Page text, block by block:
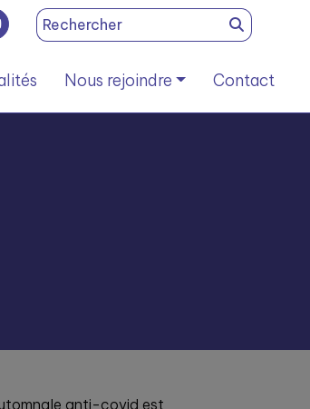
Search
for:
Nous rejoindre Contact
anti-covid est